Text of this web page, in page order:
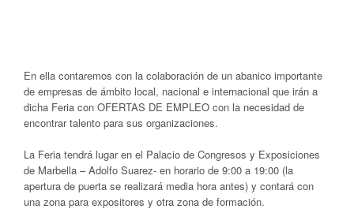
En ella contaremos con la colaboración de un abanico importante
de empresas de ámbito local, nacional e internacional que irán a
dicha Feria con OFERTAS DE EMPLEO con la necesidad de
encontrar talento para sus organizaciones.
La Feria tendrá lugar en el Palacio de Congresos y Exposiciones
de Marbella – Adolfo Suarez- en horario de 9:00 a 19:00 (la
apertura de puerta se realizará media hora antes) y contará con
una zona para expositores y otra zona de formación.